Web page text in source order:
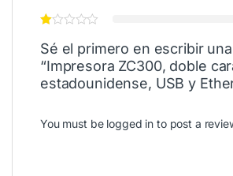
Sé el primero en escribir
“Impresora ZC300, doble
estadounidense, USB y
You must be logged in to post a